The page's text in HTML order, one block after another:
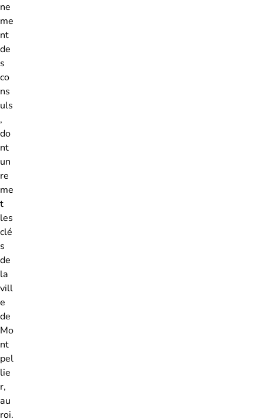
ne
me
nt
de
s
co
ns
uls
,
do
nt
un
re
me
t
les
clé
s
de
la
vill
e
de
Mo
nt
pel
lie
r,
au
roi.